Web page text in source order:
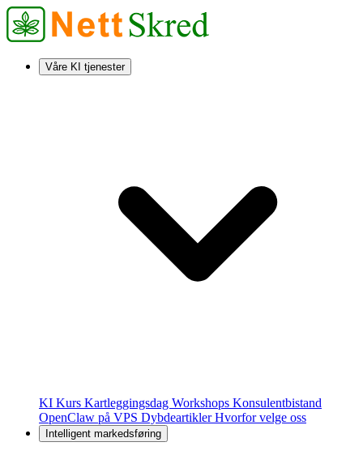
Våre KI tjenester
KI Kurs Kartleggingsdag Workshops Konsulentbistand
OpenClaw på VPS DybdeartiklerHvorfor velge oss
Intelligent markedsføring